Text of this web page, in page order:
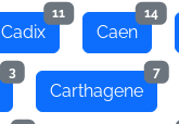
Cadix
11
Caen
14
3
Carthagene
7